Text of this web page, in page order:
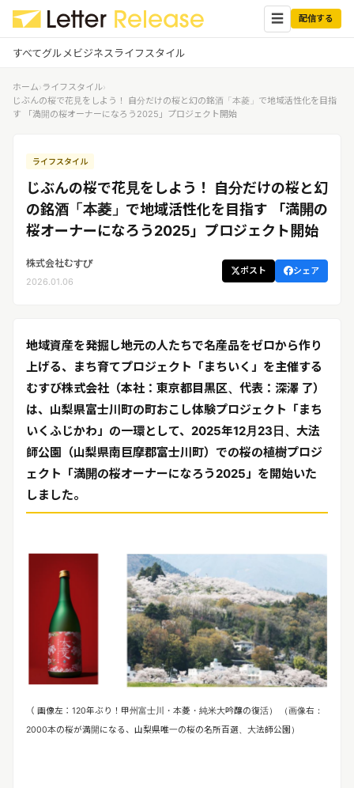
☰ 配信する
すべてグルメビジネスライフスタイル
ビジネス
リリースを配信する
ログイン ✕
企業ユーザーでログイン
する
受信 レターリリース受信ユーザー
メディアユーザーでログインする
レターリリースを受信（メディア登
ホーム›ライフスタイル›
じぶんの桜で花見をしよう！ 自分だけの桜と幻の銘酒「本菱」で地域活性化を目指
す 「満開の桜オーナーになろう2025」プロジェクト開始
ライフスタイル
じぶんの桜で花見をしよう！ 自分だけの桜と幻
の銘酒「本菱」で地域活性化を目指す 「満開の
桜オーナーになろう2025」プロジェクト開始
株式会社むすび
2026.01.06
ポスト シェア
地域資産を発掘し地元の人たちで名産品をゼロから作り
上げる、まち育てプロジェクト「まちいく」を主催する
むすび株式会社（本社：東京都目黒区、代表：深澤 了）
は、山梨県富士川町の町おこし体験プロジェクト「まち
いくふじかわ」の一環として、2025年12月23日、大法
師公園（山梨県南巨摩郡富士川町）での桜の植樹プロジ
ェクト「満開の桜オーナーになろう2025」を開始いた
しました。
（ 画像左：120年ぶり！甲州富士川・本菱・純米大吟醸の復活） （画像右：
2000本の桜が満開になる、山梨県唯一の桜の名所百選、大法師公園）